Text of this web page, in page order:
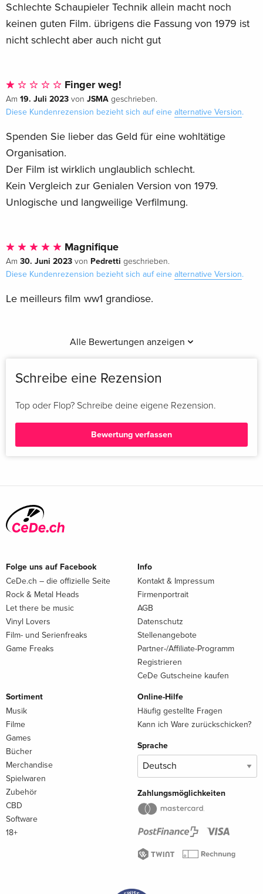
Schlechte Schaupieler Technik allein macht noch
keinen guten Film. übrigens die Fassung von 1979 ist
nicht schlecht aber auch nicht gut
Finger weg!
Am 19. Juli 2023 von JSMA geschrieben.
Diese Kundenrezension bezieht sich auf eine alternative Version.
Spenden Sie lieber das Geld für eine wohltätige
Organisation.
Der Film ist wirklich unglaublich schlecht.
Kein Vergleich zur Genialen Version von 1979.
Unlogische und langweilige Verfilmung.
Magnifique
Am 30. Juni 2023 von Pedretti geschrieben.
Diese Kundenrezension bezieht sich auf eine alternative Version.
Le meilleurs film ww1 grandiose.
Alle Bewertungen anzeigen
Schreibe eine Rezension
Top oder Flop? Schreibe deine eigene Rezension.
Bewertung verfassen
Folge uns auf Facebook
CeDe.ch – die offizielle Seite
Rock & Metal Heads
Let there be music
Vinyl Lovers
Film- und Serienfreaks
Game Freaks
Info
Kontakt & Impressum
Firmenportrait
AGB
Datenschutz
Stellenangebote
Partner-/Affiliate-Programm
Registrieren
CeDe Gutscheine kaufen
Sortiment
Musik
Filme
Games
Bücher
Merchandise
Spielwaren
Zubehör
CBD
Software
18+
Online-Hilfe
Häufig gestellte Fragen
Kann ich Ware zurückschicken?
Sprache
Zahlungsmöglichkeiten